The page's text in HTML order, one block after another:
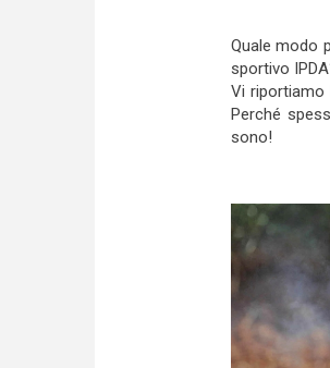
Quale modo
sportivo
Vi
Perché
sono!